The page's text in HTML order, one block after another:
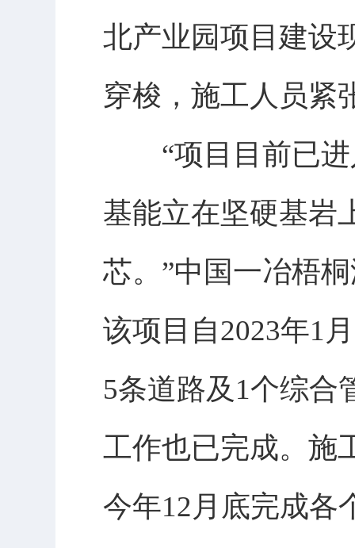
北产业园项目建设
穿梭，施工人员紧
“项目目前已进
基能立在坚硬基岩
芯。”中国一冶梧
该项目自2023年1
5条道路及1个综合
工作也已完成。施
今年12月底完成各